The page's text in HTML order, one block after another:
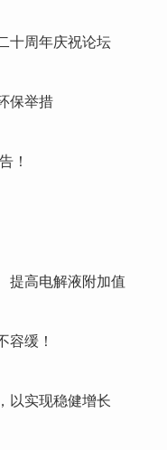
十周年庆祝论坛
保举措
！
高电解液附加值
容缓！
以实现稳健增长